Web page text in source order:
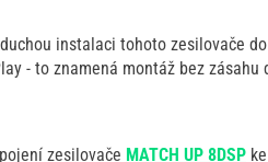
instalaci tohoto zesilovače
- to znamená montáž bez
zesilovače MATCH UP 8DSP